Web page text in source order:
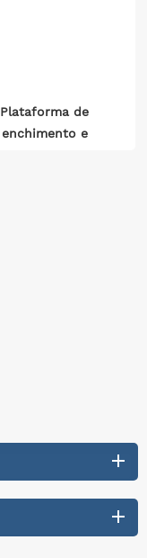
Plataforma de
enchimento e